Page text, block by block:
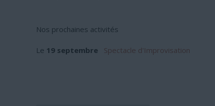
Nos prochaines activités
Le 19 septembre Spectacle d'Improvisation